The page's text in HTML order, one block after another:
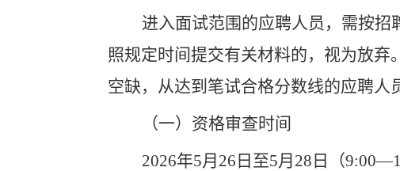
进入面试范围的应聘人员，需按
照规定时间提交有关材料的，视为放
空缺，从达到笔试合格分数线的应聘人
（一）资格审查时间
2026年5月 26 日至5月 28 日（9:00—